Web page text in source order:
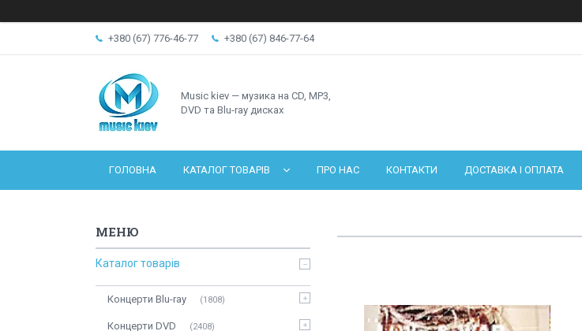
+380 (67) 776-46-77 +380 (67) 846-77-64
Music kiev — музика на CD, MP3,
DVD та Blu-ray дисках
ГОЛОВНА КАТАЛОГ ТОВАРІВ ПРО НАС КОНТАКТИ ДОСТАВКА І ОПЛАТА
Каталог товарів
Концерти Blu-ray 1808
Концерти DVD 2408